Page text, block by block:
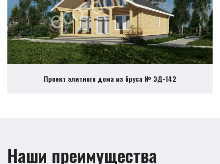
Проект элитного дома из бруса № ЭД-142
Наши преимущества